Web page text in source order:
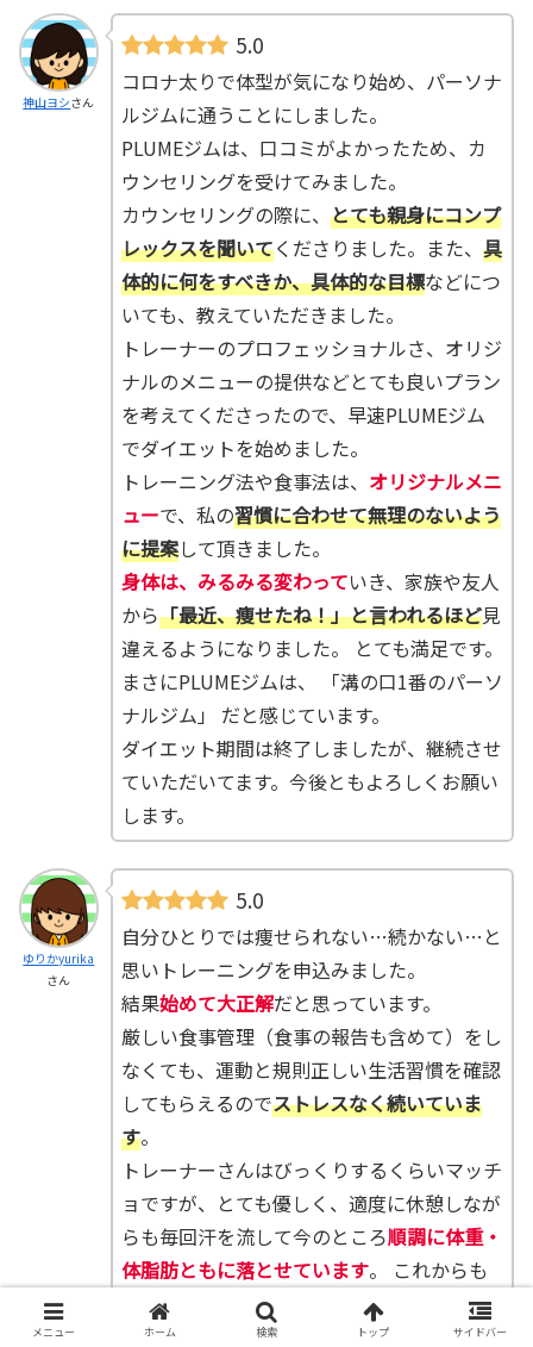
神山ヨシさん
5.0
コロナ太りで体型が気になり始め、パーソナ
ルジムに通うことにしました。
PLUMEジムは、口コミがよかったため、カ
ウンセリングを受けてみました。
カウンセリングの際に、 とても親身にコンプ
レックスを聞いてくださりました。また、 具
体的に何をすべきか、具体的な目標などにつ
いても、教えていただきました。
トレーナーのプロフェッショナルさ、オリジ
ナルのメニューの提供などとても良いプラン
を考えてくださったので、早速PLUMEジム
でダイエットを始めました。
トレーニング法や食事法は、 オリジナルメニ
ューで、私の習慣に合わせて無理のないよう
に提案して頂きました。
身体は、みるみる変わっていき、家族や友人
から「最近、痩せたね！」と言われるほど見
違えるようになりました。 とても満足です。
まさにPLUMEジムは、 「溝の口1番のパーソ
ナルジム」 だと感じています。
ダイエット期間は終了しましたが、継続させ
ていただいてます。今後ともよろしくお願い
します。
ゆりかyurika
さん
5.0
自分ひとりでは痩せられない…続かない…と
思いトレーニングを申込みました。
結果始めて大正解だと思っています。
厳しい食事管理（食事の報告も含めて）をし
なくても、運動と規則正しい生活習慣を確認
してもらえるのでストレスなく続いていま
す。
トレーナーさんはびっくりするくらいマッチ
ョですが、とても優しく、適度に休憩しなが
らも毎回汗を流して今のところ順調に体重・
体脂肪ともに落とせています。 これからも
よろしくお願いします。
メニュー ホーム 検索 トップ サイドバー